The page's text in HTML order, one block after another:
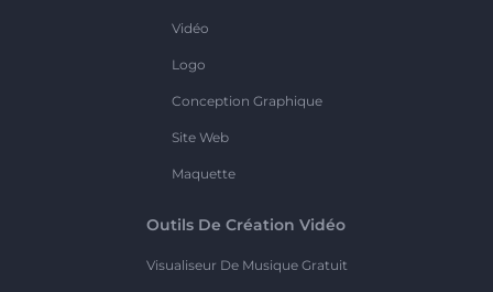
Vidéo
Logo
Conception Graphique
Site Web
Maquette
Outils De Création Vidéo
Visualiseur De Musique Gratuit